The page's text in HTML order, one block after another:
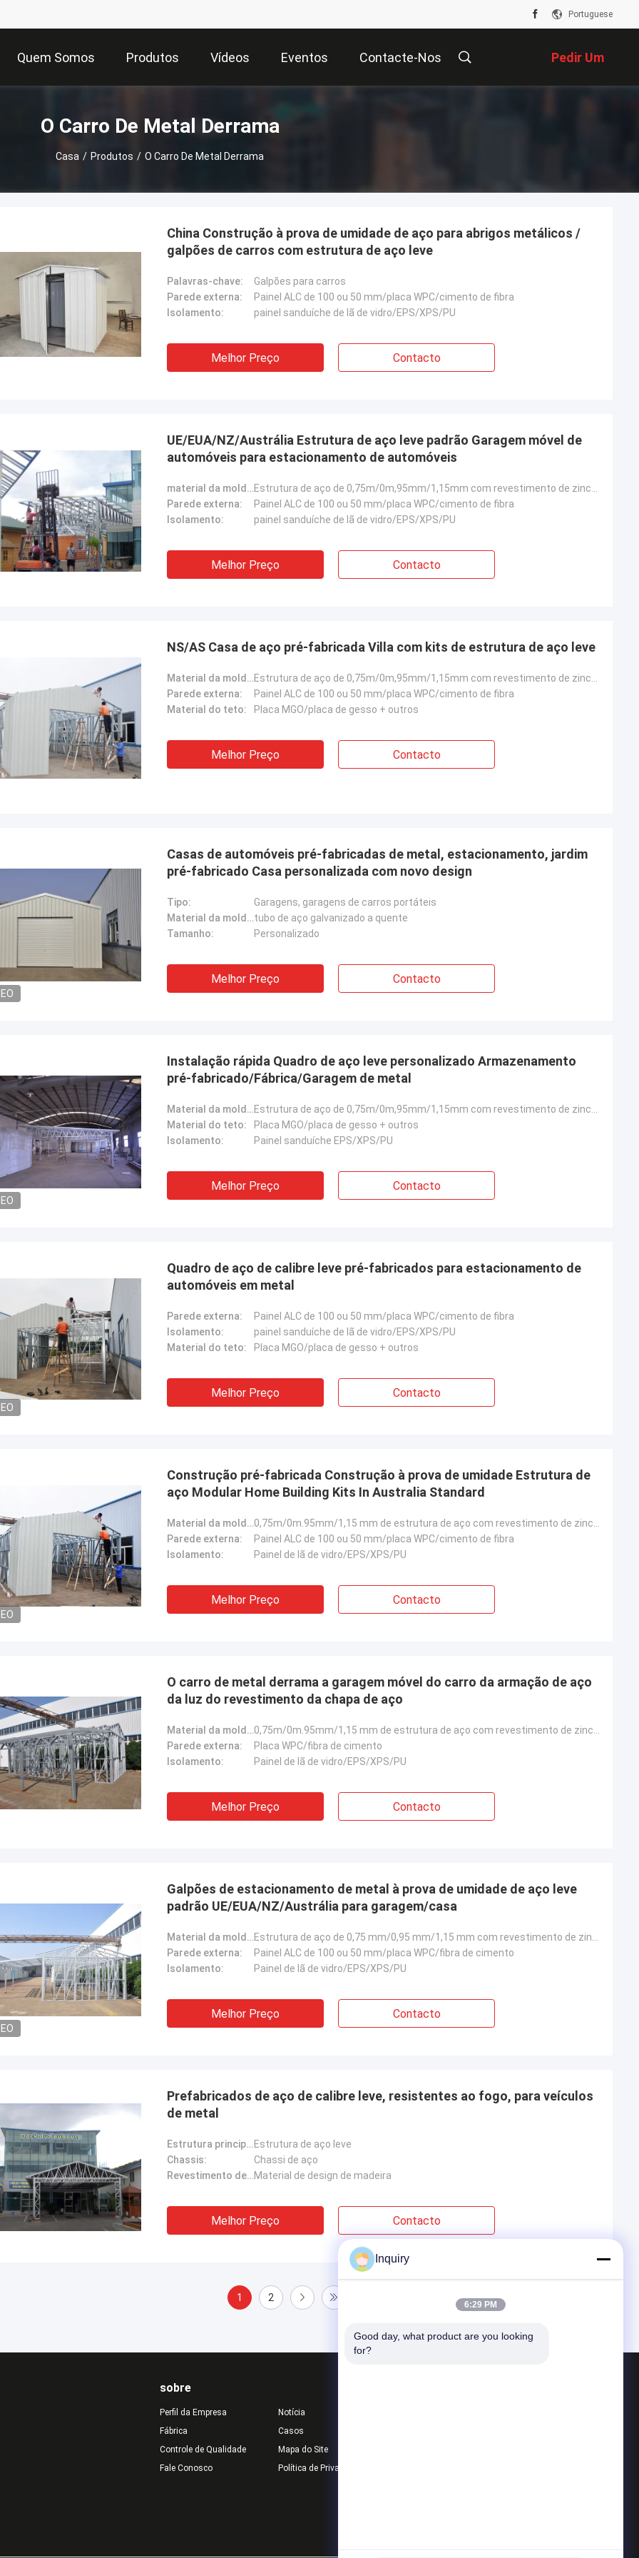
Portuguese
Quem Somos Produtos Vídeos Eventos Contacte-Nos Pedir Um
Orçamento
O Carro De Metal Derrama
Casa / Produtos / O Carro De Metal Derrama
China Construção à prova de umidade de aço para abrigos metálicos /
galpões de carros com estrutura de aço leve
Palavras-chave:
Galpões para carros
Parede externa:
Painel ALC de 100 ou 50 mm/placa WPC/cimento de fibra
Isolamento:
painel sanduíche de lã de vidro/EPS/XPS/PU
Melhor Preço Contacto
UE/EUA/NZ/Austrália Estrutura de aço leve padrão Garagem móvel de
automóveis para estacionamento de automóveis
material da moldura:
Parede externa:
Painel ALC de 100 ou 50 mm/placa WPC/cimento de fibra
Isolamento:
painel sanduíche de lã de vidro/EPS/XPS/PU
Melhor Preço Contacto
NS/AS Casa de aço pré-fabricada Villa com kits de estrutura de aço leve
Material da moldura:
Parede externa:
Painel ALC de 100 ou 50 mm/placa WPC/cimento de fibra
Material do teto:
Placa MGO/placa de gesso + outros
Melhor Preço Contacto
Casas de automóveis pré-fabricadas de metal, estacionamento, jardim
pré-fabricado Casa personalizada com novo design
Tipo:
Garagens, garagens de carros portáteis
Material da moldura:tubo de aço galvanizado a quente
Tamanho:
Personalizado
Melhor Preço Contacto
Instalação rápida Quadro de aço leve personalizado Armazenamento
pré-fabricado/Fábrica/Garagem de metal
Material da moldura:
Material do teto:
Placa MGO/placa de gesso + outros
Isolamento:
Painel sanduíche EPS/XPS/PU
Melhor Preço Contacto
Quadro de aço de calibre leve pré-fabricados para estacionamento de
automóveis em metal
Parede externa:
Painel ALC de 100 ou 50 mm/placa WPC/cimento de fibra
Isolamento:
painel sanduíche de lã de vidro/EPS/XPS/PU
Material do teto:
Placa MGO/placa de gesso + outros
Melhor Preço Contacto
Construção pré-fabricada Construção à prova de umidade Estrutura de
aço Modular Home Building Kits In Australia Standard
Material da moldura:
Parede externa:
Painel ALC de 100 ou 50 mm/placa WPC/cimento de fibra
Isolamento:
Painel de lã de vidro/EPS/XPS/PU
Melhor Preço Contacto
O carro de metal derrama a garagem móvel do carro da armação de aço
da luz do revestimento da chapa de aço
Material da moldura:
Parede externa:
Placa WPC/fibra de cimento
Isolamento:
Painel de lã de vidro/EPS/XPS/PU
Melhor Preço Contacto
Galpões de estacionamento de metal à prova de umidade de aço leve
padrão UE/EUA/NZ/Austrália para garagem/casa
Material da moldura:
Parede externa:
Painel ALC de 100 ou 50 mm/placa WPC/fibra de cimento
Isolamento:
Painel de lã de vidro/EPS/XPS/PU
Melhor Preço Contacto
Prefabricados de aço de calibre leve, resistentes ao fogo, para veículos
de metal
Estrutura principal: Estrutura de aço leve
Chassis:
Chassi de aço
Revestimento de parede:Material de design de madeira
Melhor Preço Contacto
1 2
sobre
Perfil da Empresa
Fábrica
Controle de Qualidade
Fale Conosco
Notícia
Casos
Mapa do Site
Política de Privacidade
Inquiry
6:29 PM
Good day, what product are you looking
for?